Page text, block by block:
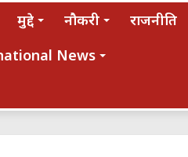
मुद्दे नौकरी राजनीति
News